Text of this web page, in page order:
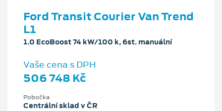
Ford Transit Courier Van Trend
L1
1.0 EcoBoost 74 kW/100 k, 6st. manuální
Vaše cena s DPH
506 748 Kč
Pobočka
Centrální sklad v ČR